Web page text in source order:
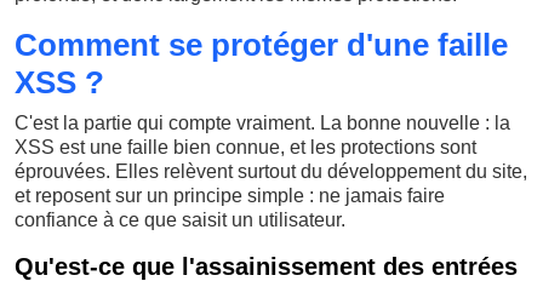
Comment se protéger d'une faille
XSS ?
C'est la partie qui compte vraiment. La bonne nouvelle : la
XSS est une faille bien connue, et les protections sont
éprouvées. Elles relèvent surtout du développement du site,
et reposent sur un principe simple : ne jamais faire
confiance à ce que saisit un utilisateur.
Qu'est-ce que l'assainissement des entrées